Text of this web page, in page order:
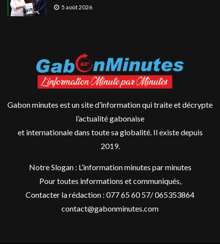
5 août 2026
Gabon minutes est un site d’information qui traite et décrypte
l’actualité gabonaise
et internationale dans toute sa globalité. Il existe depuis
2019.
Notre Slogan : L’information minutes par minutes
Pour toutes informations et communiqués,
Contacter la rédaction : 077 65 60 57/ 065353864
contact@gabonminutes.com